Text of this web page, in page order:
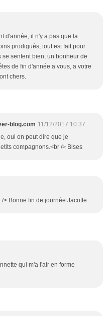
d'année, il n'y a pas que la
prodigués, tout est fait pour
sentent bien, un bonheur de
de fin d'année a vous, a votre
chers.
blog.com 11/12/2017 10:37
oui on peut dire que je
compagnons.<br /> Bises
> Bonne fin de journée Jacotte
qui m'a l'air en forme